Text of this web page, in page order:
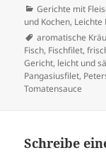
Kategorien
Gerichte mit
und Kochen, Leichte
Schlagwörter
aromatische
Fisch, Fischfilet,
Gericht, leicht und
Pangasiusfilet,
Tomatensauce
Schreibe